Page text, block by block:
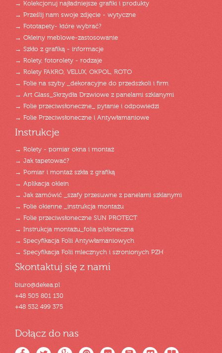
→ Kolekcjonuj najładniejsze grafiki i produkty
→ Prześlij nam swoje zdjęcie - wytyczne
→ Fototapety- które wybrać?
→ Okleiny meblowe-zastosowanie
→ Szkło z grafiką - informacje
→ Rolety, fotorolety - rodzaje
→ Rolety FAKRO, VELUX, OKPOL, ROTO
→ Folie na szyby _dekoracyjne do przedszkoli i firm
→ Art Glass_Skrzydła Drzwiowe z panelami szklanymi
→ Folie przeciwsłoneczne_ pytanie i odpowiedzi
→ Folie Przeciwsłoneczne i Antywłamaniowe
Instrukcje
→ Rolety - pomiar okna i montaż
→ Jak tapetować?
→ Pomiar i montaż szkła z grafiką
→ Aplikacja oklein
→ Jak zamówić _szafy przesuwne z panelami szklanymi
→ Folie okienne _instrukcja montażu
→ Folie przeciwsłoneczne SUN PROTECT
→ Instrukcja montażu_folia p/słoneczna
→ Specyfikacja Folii Antywłamaniowych
→ Specyfikacja Folii mlecznych i szronionych PZH
Skontaktuj się z nami
biuro@dekea.pl
+48 505 801 130
+48 532 499 375
Dołącz do nas